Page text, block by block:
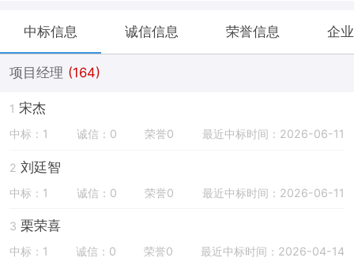
中标信息 诚信信息 荣誉信息 企
项目经理 (164)
1 宋杰
中标：1 诚信：0 荣誉0 最近中标时间：2026-06-11
2 刘廷智
中标：1 诚信：0 荣誉0 最近中标时间：2026-06-11
3 栗荣喜
中标：1 诚信：0 荣誉0 最近中标时间：2026-04-14